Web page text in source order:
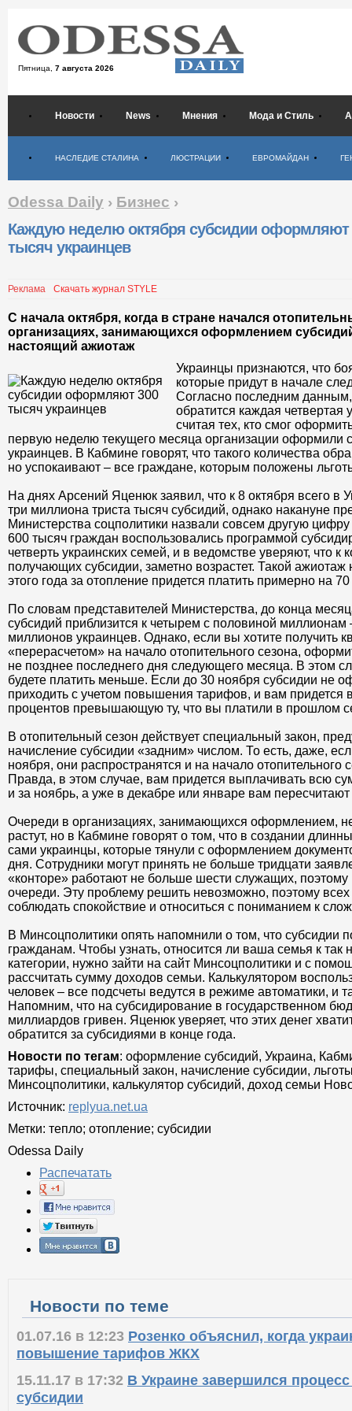
Пятница, 7 августа 2026
Новости News Мнения Мода и Стиль
НАСЛЕДИЕ СТАЛИНА ЛЮСТРАЦИИ ЕВРОМАЙДАН
Odessa Daily › Бизнес ›
Каждую неделю октября субсидии оформляют
тысяч украинцев
Реклама Скачать журнал STYLE
С начала октября, когда в стране начался
организациях, занимающихся оформлением
настоящий ажиотаж
Украинцы признаются, что
которые придут в начале
Согласно последним
обратится каждая четвертая
считая тех, кто смог
первую неделю текущего месяца организации оформили
украинцев. В Кабмине говорят, что такого количества
но успокаивают – все граждане, которым положены
На днях Арсений Яценюк заявил, что к 8 октября всего
три миллиона триста тысяч субсидий, однако накануне
Министерства соцполитики назвали совсем другую
600 тысяч граждан воспользовались программой
четверть украинских семей, и в ведомстве уверяют, что к
получающих субсидии, заметно возрастет. Такой ажиотаж
этого года за отопление придется платить примерно на
По словам представителей Министерства, до конца
субсидий приблизится к четырем с половиной миллионам
миллионов украинцев. Однако, если вы хотите получить
«перерасчетом» на начало отопительного сезона,
не позднее последнего дня следующего месяца. В этом
будете платить меньше. Если до 30 ноября субсидии не
приходить с учетом повышения тарифов, и вам придется
процентов превышающую ту, что вы платили в прошлом
В отопительный сезон действует специальный закон,
начисление субсидии «задним» числом. То есть, даже,
ноября, они распространятся и на начало отопительного
Правда, в этом случае, вам придется выплачивать всю
и за ноябрь, а уже в декабре или январе вам
Очереди в организациях, занимающихся оформлением,
растут, но в Кабмине говорят о том, что в создании
сами украинцы, которые тянули с оформлением
дня. Сотрудники могут принять не больше тридцати
«конторе» работают не больше шести служащих,
очереди. Эту проблему решить невозможно, поэтому всех
соблюдать спокойствие и относиться с пониманием к
В Минсоцполитики опять напомнили о том, что субсидии
гражданам. Чтобы узнать, относится ли ваша семья к так
категории, нужно зайти на сайт Минсоцполитики и с
рассчитать сумму доходов семьи. Калькулятором
человек – все подсчеты ведутся в режиме автоматики, и
Напомним, что на субсидирование в государственном
миллиардов гривен. Яценюк уверяет, что этих денег
обратится за субсидиями в конце года.
Новости по тегам: оформление субсидий, Украина,
тарифы, специальный закон, начисление субсидии,
Минсоцполитики, калькулятор субсидий, доход семьи
Источник: replyua.net.ua
Метки: тепло; отопление; субсидии
Odessa Daily
Распечатать
Новости по теме
01.07.16 в 12:23 Розенко объяснил, когда
повышение тарифов ЖКХ
15.11.17 в 17:32 В Украине завершился
субсидии